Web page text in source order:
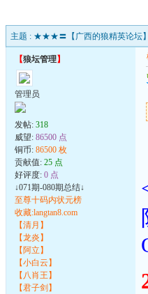
主题 : ★★★〓【广西的狼精英论坛
【狼坛管理】
管理员
发帖: 318
威望: 86500 点
铜币: 86500 枚
贡献值: 25 点
好评度: 0 点
↓071期-080期总结↓
至尊十码内状元榜
收藏:langtan8.com
【清月】
【龙炎】
【阿立】
【小白云】
【八肖王】
【君子剑】